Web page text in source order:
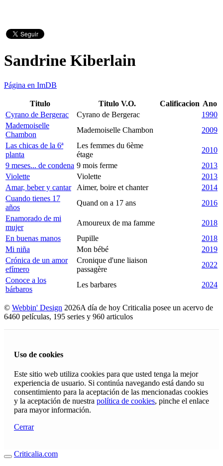
Sandrine Kiberlain
Página en ImDB
Titulo Titulo V.O. Calificacion Ano
Cyrano de Bergerac
Cyrano de Bergerac
1990
Mademoiselle
Chambon
Mademoiselle Chambon
2009
Las chicas de la 6ª
planta
Les femmes du 6ème
étage
2010
9 meses... de condena 9 mois ferme
2013
Violette
Violette
2013
Amar, beber y cantar
Aimer, boire et chanter
2014
Cuando tienes 17
años
Quand on a 17 ans
2016
Enamorado de mi
mujer
Amoureux de ma famme
2018
En buenas manos
Pupille
2018
Mi niña
Mon bébé
2019
Crónica de un amor
efímero
Cronique d'une liaison
passagère
2022
Conoce a los
bárbaros
Les barbares 2024
© Webbin' Design 2026A día de hoy Criticalia posee un acervo de
6460 películas, 195 series y 960 articulos
Uso de cookies
Este sitio web utiliza cookies para que usted tenga la mejor
experiencia de usuario. Si continúa navegando está dando su
consentimiento para la aceptación de las mencionadas cookies
y la aceptación de nuestra política de cookies, pinche el enlace
para mayor información.
Cerrar
Criticalia.com